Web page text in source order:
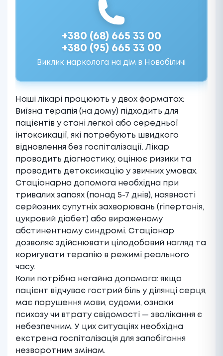
+380 (68) 665 33 00
+380 (95) 665 33 00
Виклик нарколога на дім в Новобіличі
Наші лікарі працюють у двох форматах:
Виїзна терапія (на дому) підходить для
пацієнтів у стані легкої або середньої
інтоксикації, які потребують швидкого
відновлення без госпіталізації. Лікар
проводить діагностику, оцінює ризики та
проводить детоксикацію у звичних умовах.
Стаціонарна допомога необхідна при
тривалих запоях (понад 5-7 днів), наявності
серйозних супутніх захворювань (гіпертонія,
цукровий діабет) або вираженому
абстинентному синдромі. Стаціонар
дозволяє здійснювати цілодобовий нагляд та
коригувати терапію в режимі реального
часу.
Коли потрібна негайна допомога: якщо
пацієнт відчуває гострий біль у ділянці серця,
має порушення мови, судоми, ознаки
психозу чи втрату свідомості — зволікання є
небезпечним. У цих ситуаціях необхідна
екстрена госпіталізація для запобігання
незворотним змінам.